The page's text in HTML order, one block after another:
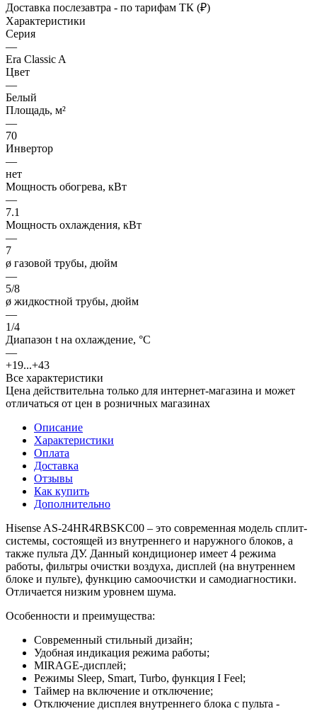
Доставка послезавтра - по тарифам ТК (₽)
Характеристики
Серия
—
Era Classic A
Цвет
—
Белый
Площадь, м²
—
70
Инвертор
—
нет
Мощность обогрева, кВт
—
7.1
Мощность охлаждения, кВт
—
7
ø газовой трубы, дюйм
—
5/8
ø жидкостной трубы, дюйм
—
1/4
Диапазон t на охлаждение, °С
—
+19...+43
Все характеристики
Цена действительна только для интернет-магазина и может
отличаться от цен в розничных магазинах
Описание
Характеристики
Оплата
Доставка
Отзывы
Как купить
Дополнительно
Hisense AS-24HR4RBSKC00 – это современная модель сплит-
системы, состоящей из внутреннего и наружного блоков, а
также пульта ДУ. Данный кондиционер имеет 4 режима
работы, фильтры очистки воздуха, дисплей (на внутреннем
блоке и пульте), функцию самоочистки и самодиагностики.
Отличается низким уровнем шума.
Особенности и преимущества:
Современный стильный дизайн;
Удобная индикация режима работы;
MIRAGE-дисплей;
Режимы Sleep, Smart, Turbo, функция I Feel;
Таймер на включение и отключение;
Отключение дисплея внутреннего блока с пульта -